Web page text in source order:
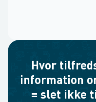
Hvor
information
= slet ikke